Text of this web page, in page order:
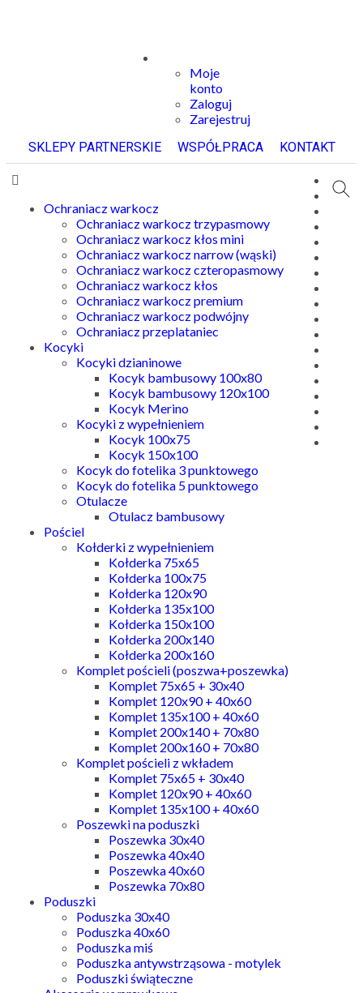
Moje
konto
Zaloguj
Zarejestruj
SKLEPY PARTNERSKIE
WSPÓŁPRACA KONTAKT
Ochraniacz warkocz
Ochraniacz warkocz trzypasmowy
Ochraniacz warkocz kłos mini
Ochraniacz warkocz narrow (wąski)
Ochraniacz warkocz czteropasmowy
Ochraniacz warkocz kłos
Ochraniacz warkocz premium
Ochraniacz warkocz podwójny
Ochraniacz przeplataniec
Kocyki
Kocyki dzianinowe
Kocyk bambusowy 100x80
Kocyk bambusowy 120x100
Kocyk Merino
Kocyki z wypełnieniem
Kocyk 100x75
Kocyk 150x100
Kocyk do fotelika 3 punktowego
Kocyk do fotelika 5 punktowego
Otulacze
Otulacz bambusowy
Pościel
Kołderki z wypełnieniem
Kołderka 75x65
Kołderka 100x75
Kołderka 120x90
Kołderka 135x100
Kołderka 150x100
Kołderka 200x140
Kołderka 200x160
Komplet pościeli (poszwa+poszewka)
Komplet 75x65 + 30x40
Komplet 120x90 + 40x60
Komplet 135x100 + 40x60
Komplet 200x140 + 70x80
Komplet 200x160 + 70x80
Komplet pościeli z wkładem
Komplet 75x65 + 30x40
Komplet 120x90 + 40x60
Komplet 135x100 + 40x60
Poszewki na poduszki
Poszewka 30x40
Poszewka 40x40
Poszewka 40x60
Poszewka 70x80
Poduszki
Poduszka 30x40
Poduszka 40x60
Poduszka miś
Poduszka antywstrząsowa - motylek
Poduszki świąteczne